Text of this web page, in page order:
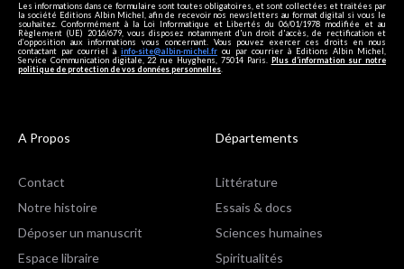
Les informations dans ce formulaire sont toutes obligatoires, et sont collectées et traitées par
la société Editions Albin Michel, afin de recevoir nos newsletters au format digital si vous le
souhaitez. Conformément à la Loi Informatique et Libertés du 06/01/1978 modifiée et au
Règlement (UE) 2016/679, vous disposez notamment d'un droit d'accès, de rectification et
d’opposition aux informations vous concernant. Vous pouvez exercer ces droits en nous
contactant par courriel à info-site@albin-michel.fr ou par courrier à Editions Albin Michel,
Service Communication digitale, 22 rue Huyghens, 75014 Paris. Plus d’information sur notre
politique de protection de vos données personnelles
A Propos
Contact
Notre histoire
Déposer un manuscrit
Espace libraire
Départements
Littérature
Essais & docs
Sciences humaines
Spiritualités